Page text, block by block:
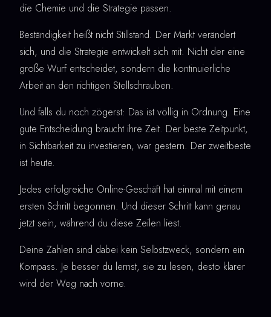
die Chemie und die Strategie passen.
Beständigkeit heißt nicht Stillstand. Der Markt verändert
sich, und die Strategie entwickelt sich mit. Nicht der eine
große Wurf entscheidet, sondern die kontinuierliche
Arbeit an den richtigen Stellschrauben.
Und falls du noch zögerst: Das ist völlig in Ordnung. Eine
gute Entscheidung braucht ihre Zeit. Der beste Zeitpunkt,
in Sichtbarkeit zu investieren, war gestern. Der zweitbeste
ist heute.
Jedes erfolgreiche Online-Geschäft hat einmal mit einem
ersten Schritt begonnen. Und dieser Schritt kann genau
jetzt sein, während du diese Zeilen liest.
Deine Zahlen sind dabei kein Selbstzweck, sondern ein
Kompass. Je besser du lernst, sie zu lesen, desto klarer
wird der Weg nach vorne.